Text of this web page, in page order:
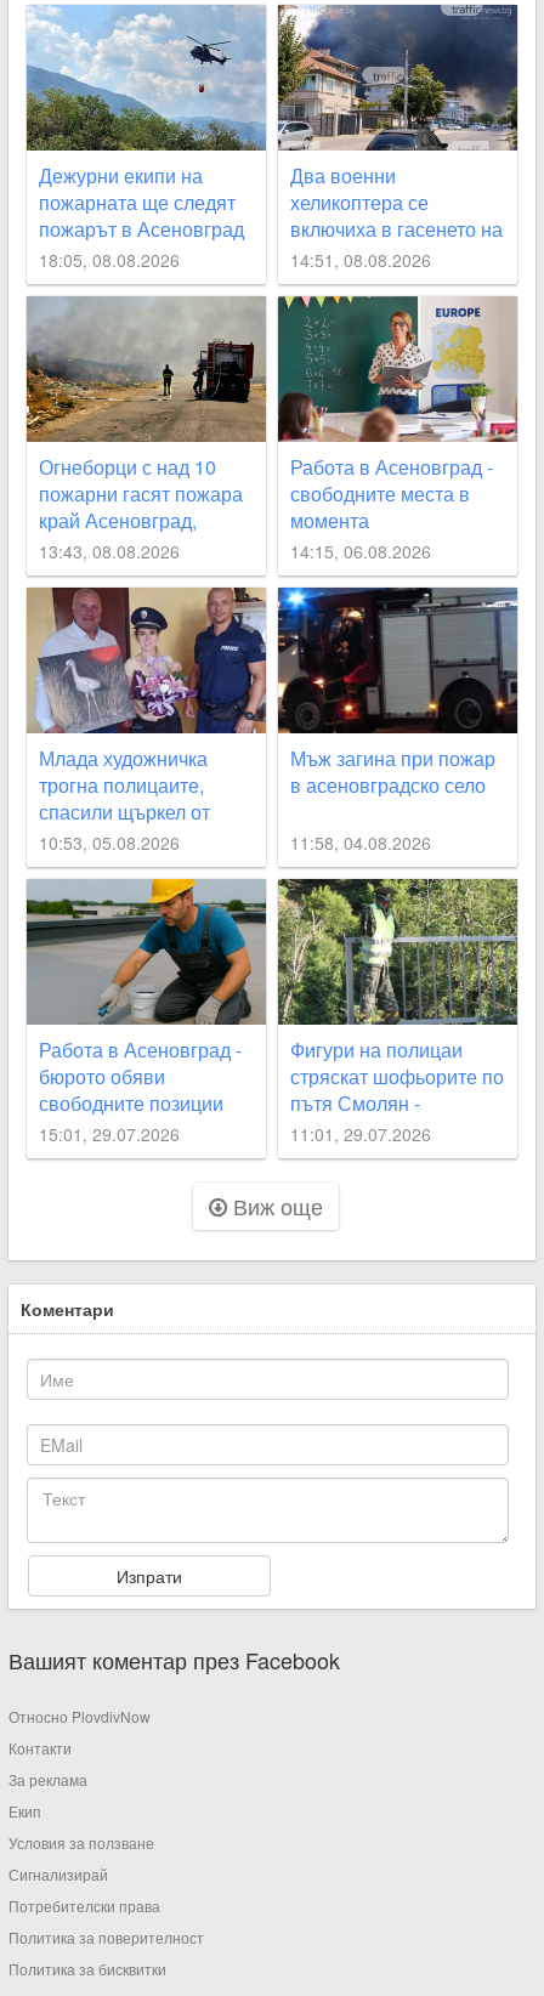
Дежурни екипи на
пожарната ще следят
пожарът в Асеновград
да не пламне отново
18:05, 08.08.2026
Два военни
хеликоптера се
включиха в гасенето на
огъня над Асеновград,
засегнат е гробищния
парк СНИМКИ+ВИДЕО
14:51, 08.08.2026
Огнеборци с над 10
пожарни гасят пожара
край Асеновград,
затвориха
околовръстния път
СНИМКИ
13:43, 08.08.2026
Работа в Асеновград -
свободните места в
момента
14:15, 06.08.2026
Млада художничка
трогна полицаите,
спасили щъркел от
огнения ад край
Асеновград
10:53, 05.08.2026
Мъж загина при пожар
в асеновградско село
11:58, 04.08.2026
Работа в Асеновград -
бюрото обяви
свободните позиции
15:01, 29.07.2026
Фигури на полицаи
стряскат шофьорите по
пътя Смолян -
Асеновград
11:01, 29.07.2026
Виж още
Коментари
Вашият коментар през Facebook
Относно PlovdivNow
Контакти
За реклама
Екип
Условия за ползване
Сигнализирай
Потребителски права
Политика за поверителност
Политика за бисквитки